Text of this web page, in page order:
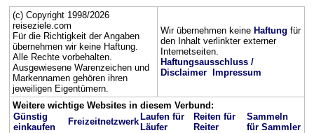
(c) Copyright 1998/2026
reiseziele.com
Für die Richtigkeit der Angaben
übernehmen wir keine Haftung.
Alle Rechte vorbehalten.
Ausgewiesene Warenzeichen und
Markennamen gehören ihren
jeweiligen Eigentümern.
Wir übernehmen keine Haftung für
den Inhalt verlinkter externer
Internetseiten.
Haftungsausschluss /
Disclaimer
Impressum
Weitere wichtige Websites in diesem Verbund:
Günstig
einkaufen
Freizeitnetzwerk Laufen für
Läufer
Reiten für
Reiter
Sammeln
für Sammler